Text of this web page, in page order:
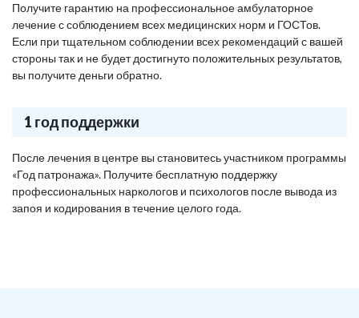
Получите гарантию на профессиональное амбулаторное
лечение с соблюдением всех медицинских норм и ГОСТов.
Если при тщательном соблюдении всех рекомендаций с вашей
стороны так и не будет достигнуто положительных результатов,
вы получите деньги обратно.
1 год поддержки
После лечения в центре вы становитесь участником программы
«Год патронажа». Получите бесплатную поддержку
профессиональных наркологов и психологов после вывода из
запоя и кодирования в течение целого года.